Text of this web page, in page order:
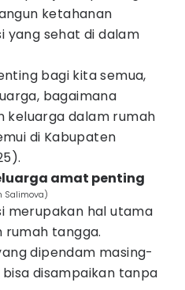
ketahanan
yang sehat di dalam
bagi kita semua,
bagaimana
keluarga dalam rumah
di Kabupaten
amat penting
Salimova)
merupakan hal utama
rumah tangga.
dipendam masing-
disampaikan tanpa